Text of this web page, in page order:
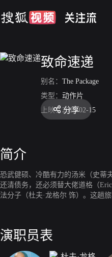
致命速递
别名： The Package
类型： 动作片
上映： 2013-02-15
分享
简介
恐武健硕、冷酷有力的汤米（史蒂
还清债务，还必须替大佬道格（
法分子（杜夫·龙格尔 饰）。这趟
演职员表